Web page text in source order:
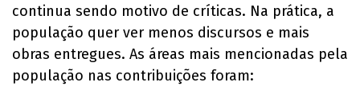
continua sendo motivo de críticas. Na prática, a
população quer ver menos discursos e mais
obras entregues. As áreas mais mencionadas pela
população nas contribuições foram: